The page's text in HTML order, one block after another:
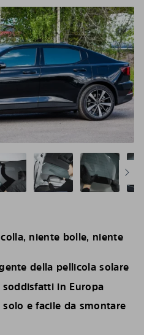
niente bolle, niente
della pellicola solare
in Europa
e facile da smontare